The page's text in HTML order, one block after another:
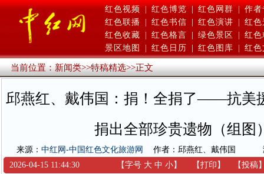
红色视频 | 红色博览 | 红色网群 | 作者
红色联播
红色书信 红色演讲
红色
红色收藏
红色格言 绿色景区
红色
景区地图
红色日历 红色图库 红色
当前位置：新闻类>>特稿精选>>正文
邱燕红、戴伟国：捐！全捐了——抗美
捐出全部珍贵遗物（组图
来源： 中红网-中国红色文化旅游网 作者：邱燕红、戴伟国
2026-04-15 11:44:30
【字号 大 中 小】 【打印 】 【投稿